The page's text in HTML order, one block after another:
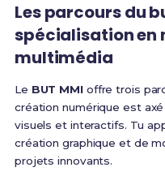
Les parcours du
spécialisation en
multimédia
Le BUT MMIoffre trois
création numérique est
visuels et interactifs. Tu
création graphique et de
projets innovants.